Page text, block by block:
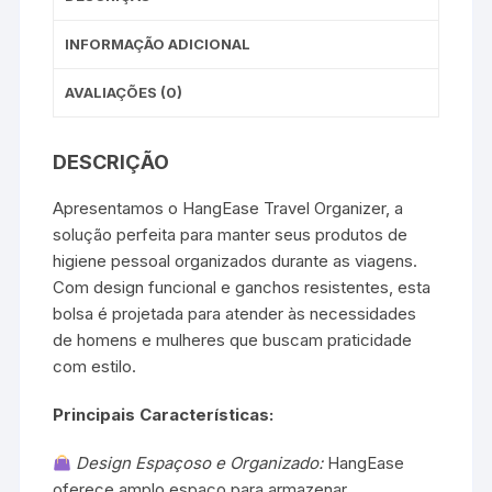
INFORMAÇÃO ADICIONAL
AVALIAÇÕES (0)
DESCRIÇÃO
Apresentamos o HangEase Travel Organizer, a
solução perfeita para manter seus produtos de
higiene pessoal organizados durante as viagens.
Com design funcional e ganchos resistentes, esta
bolsa é projetada para atender às necessidades
de homens e mulheres que buscam praticidade
com estilo.
Principais Características:
Design Espaçoso e Organizado:HangEase